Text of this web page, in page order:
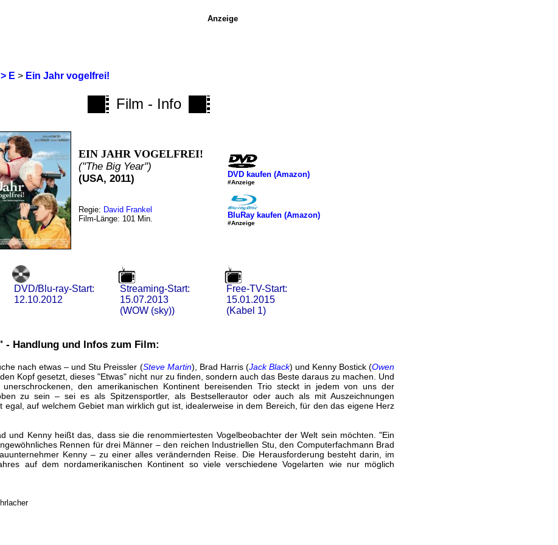
E > Ein Jahr vogelfrei!
Film - Info
EIN JAHR VOGELFREI!
("The Big Year")
(USA, 2011)
Regie: David Frankel
Film-Länge: 101 Min.
DVD kaufen (Amazon)
#Anzeige
BluRay kaufen (Amazon)
#Anzeige
DVD/Blu-ray-Start:
12.10.2012
Streaming-Start:
15.07.2013
(WOW (sky))
Free-TV-Start:
15.01.2015
(Kabel 1)
Handlung und Infos zum Film:
nach etwas – und Stu Preissler (Steve Martin), Brad Harris (Jack Black) und Kenny Bostick (Owen
Kopf gesetzt, dieses "Etwas" nicht nur zu finden, sondern auch das Beste daraus zu machen. Und
den amerikanischen Kontinent bereisenden Trio steckt in jedem von uns der
zu sein – sei es als Spitzensportler, als Bestsellerautor oder auch als mit Auszeichnungen
egal, auf welchem Gebiet man wirklich gut ist, idealerweise in dem Bereich, für den das eigene Herz
und Kenny heißt das, dass sie die renommiertesten Vogelbeobachter der Welt sein möchten. "Ein
Rennen für drei Männer – den reichen Industriellen Stu, den Computerfachmann Brad
Kenny – zu einer alles verändernden Reise. Die Herausforderung besteht darin, im
auf dem nordamerikanischen Kontinent so viele verschiedene Vogelarten wie nur möglich
Anzeige